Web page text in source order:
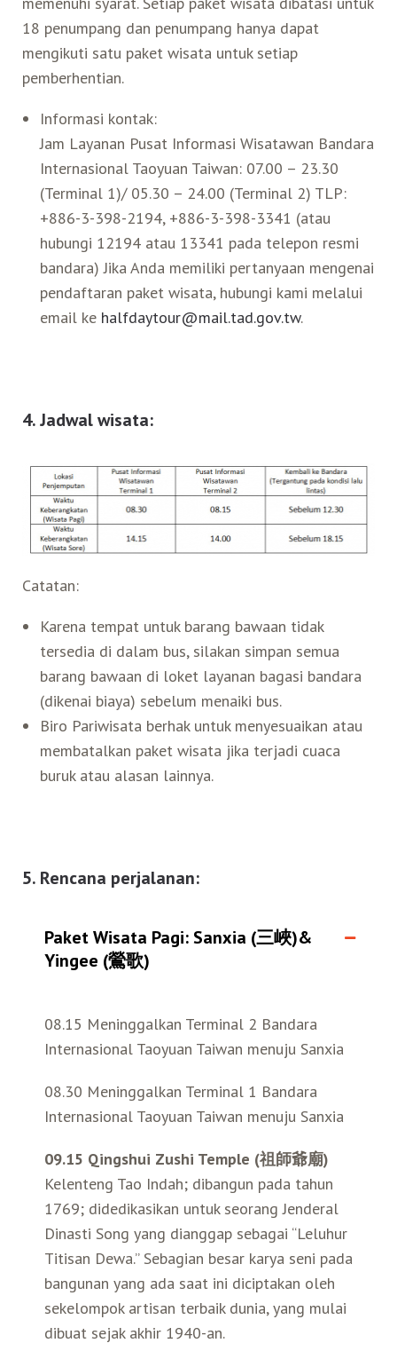
18 penumpang dan penumpang hanya dapat
mengikuti satu paket wisata untuk setiap
pemberhentian.
Informasi kontak:
Jam Layanan Pusat Informasi Wisatawan Bandara
Internasional Taoyuan Taiwan: 07.00 – 23.30
(Terminal 1)/ 05.30 – 24.00 (Terminal 2) TLP:
+886-3-398-2194, +886-3-398-3341 (atau
hubungi 12194 atau 13341 pada telepon resmi
bandara) Jika Anda memiliki pertanyaan mengenai
pendaftaran paket wisata, hubungi kami melalui
email ke halfdaytour@mail.tad.gov.tw.
4.Jadwal wisata:
Catatan:
Karena tempat untuk barang bawaan tidak
tersedia di dalam bus, silakan simpan semua
barang bawaan di loket layanan bagasi bandara
(dikenai biaya) sebelum menaiki bus.
Biro Pariwisata berhak untuk menyesuaikan atau
membatalkan paket wisata jika terjadi cuaca
buruk atau alasan lainnya.
5. Rencana perjalanan:
Paket Wisata Pagi: Sanxia (三峽)&
Yingee (鶯歌)
08.15 Meninggalkan Terminal 2 Bandara
Internasional Taoyuan Taiwan menuju Sanxia
08.30 Meninggalkan Terminal 1 Bandara
Internasional Taoyuan Taiwan menuju Sanxia
09.15 Qingshui Zushi Temple (祖師爺廟)
Kelenteng Tao Indah; dibangun pada tahun
1769; didedikasikan untuk seorang Jenderal
Dinasti Song yang dianggap sebagai “Leluhur
Titisan Dewa.” Sebagian besar karya seni pada
bangunan yang ada saat ini diciptakan oleh
sekelompok artisan terbaik dunia, yang mulai
dibuat sejak akhir 1940-an.